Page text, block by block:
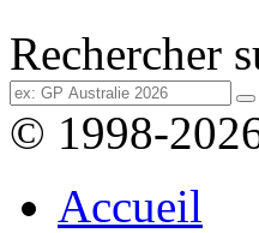
Rechercher
© 1998-
Accueil